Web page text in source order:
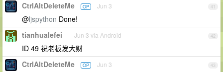
41
CtrlAltDeleteMe OP Jun 3
@ljspython Done!
42
tianhualefei Jun 3 via Android
ID 49 祝老板发大财
43
CtrlAltDeleteMe OP Jun 3